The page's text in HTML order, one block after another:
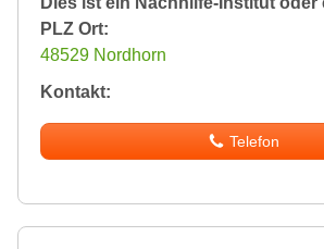
PLZ Ort:
48529 Nordhorn
Kontakt:
Telefon